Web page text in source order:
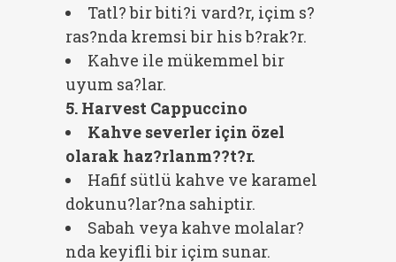
Tatl? bir biti?i vard?r, içim s?
ras?nda kremsi bir his b?rak?r.
Kahve ile mükemmel bir
uyum sa?lar.
5. Harvest Cappuccino
Kahve severler için özel
olarak haz?rlanm??t?r.
Hafif sütlü kahve ve karamel
dokunu?lar?na sahiptir.
Sabah veya kahve molalar?
nda keyifli bir içim sunar.